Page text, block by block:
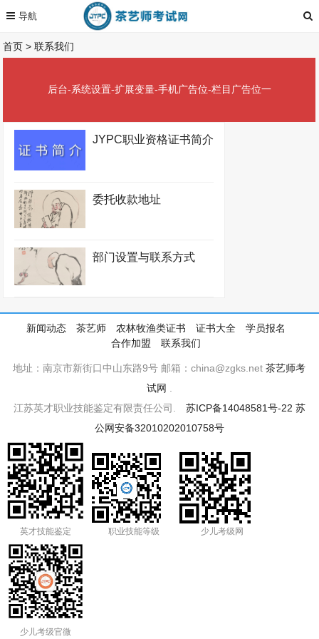
首页 >联系我们
后台-系统设置-扩展变量-手机广告位-栏目广告位一
JYPC职业资格证书简介
委托收款地址
部门设置与联系方式
新闻动态 茶艺师 农林牧渔类证书 证书大全
学员报名
合作加盟
联系我们
地址：南京市新街口中山东路9号 邮箱：china@zgks.net茶艺师考
试网 .
江苏英才职业技能鉴定有限责任公司. 苏ICP备14048581号-22 苏
公网安备32010202010758号
英才技能鉴定 职业技能等级 少儿考级网
少儿考级官微